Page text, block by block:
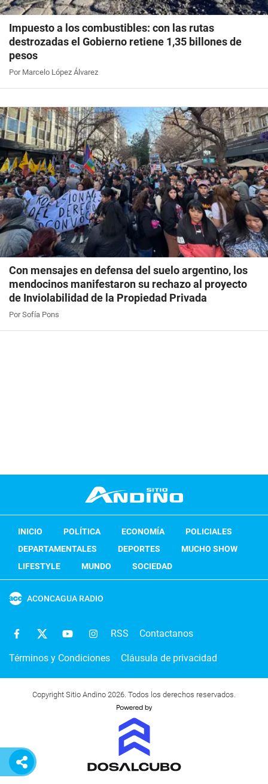
Impuesto a los combustibles: con las rutas
destrozadas el Gobierno retiene 1,35 billones de
pesos
Por Marcelo López Álvarez
Con mensajes en defensa del suelo argentino, los
mendocinos manifestaron su rechazo al proyecto
de Inviolabilidad de la Propiedad Privada
Por Sofía Pons
INICIO POLÍTICA ECONOMÍA
POLICIALES
DEPARTAMENTALES
DEPORTES
MUCHO SHOW
LIFESTYLE
MUNDO SOCIEDAD
ACONCAGUA RADIO
RSS Contactanos
Términos y Condiciones Cláusula de privacidad
Copyright Sitio Andino 2026. Todos los derechos reservados.